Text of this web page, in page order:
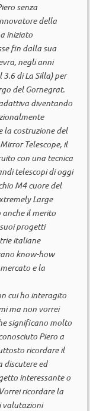
senza
della
iniziato
fin dalla sua
negli anni
di La Silla) per
del Gornegrat.
diventando
la costruzione del
Telescope, il
con una tecnica
telescopi di oggi
M4 cuore del
Large
anche il merito
progetti
italiane
know-how
e la
cui ho interagito
ma non vorrei
significano molto
Piero a
ricordare il
discutere ed
interessante o
ricordare la
valutazioni